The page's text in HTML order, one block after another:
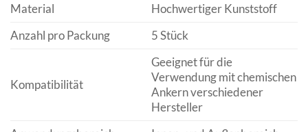
Material
Hochwertiger Kunststoff
Anzahl pro Packung
5 Stück
Kompatibilität
Geeignet für die
Verwendung mit chemischen
Ankern verschiedener
Hersteller